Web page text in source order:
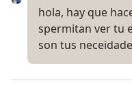
hola, hay que
spermitan ver tu
son tus